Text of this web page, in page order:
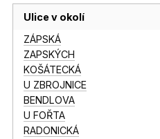
Ulice v okolí
ZÁPSKÁ
ZAPSKÝCH
KOŠÁTECKÁ
U ZBROJNICE
BENDLOVA
U FOŘTA
RADONICKÁ